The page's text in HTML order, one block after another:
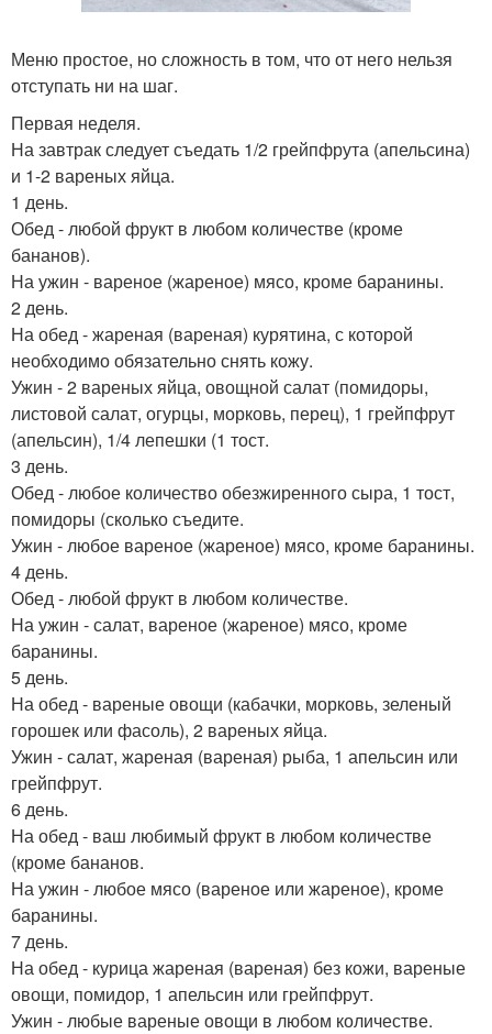
Меню простое, но сложность в том, что от него нельзя
отступать ни на шаг.
Первая неделя.
На завтрак следует съедать 1/2 грейпфрута (апельсина)
и 1-2 вареных яйца.
1 день.
Обед - любой фрукт в любом количестве (кроме
бананов).
На ужин - вареное (жареное) мясо, кроме баранины.
2 день.
На обед - жареная (вареная) курятина, с которой
необходимо обязательно снять кожу.
Ужин - 2 вареных яйца, овощной салат (помидоры,
листовой салат, огурцы, морковь, перец), 1 грейпфрут
(апельсин), 1/4 лепешки (1 тост.
3 день.
Обед - любое количество обезжиренного сыра, 1 тост,
помидоры (сколько съедите.
Ужин - любое вареное (жареное) мясо, кроме баранины.
4 день.
Обед - любой фрукт в любом количестве.
На ужин - салат, вареное (жареное) мясо, кроме
баранины.
5 день.
На обед - вареные овощи (кабачки, морковь, зеленый
горошек или фасоль), 2 вареных яйца.
Ужин - салат, жареная (вареная) рыба, 1 апельсин или
грейпфрут.
6 день.
На обед - ваш любимый фрукт в любом количестве
(кроме бананов.
На ужин - любое мясо (вареное или жареное), кроме
баранины.
7 день.
На обед - курица жареная (вареная) без кожи, вареные
овощи, помидор, 1 апельсин или грейпфрут.
Ужин - любые вареные овощи в любом количестве.